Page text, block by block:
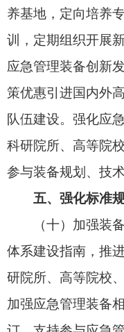
急管理装备创新发展集
特色明显、创新能力强
一批龙头企业、“链主”
域先进制造业集群和特
相关产业发展。发挥行
新联盟等桥梁纽带作用
业各方力量。
健全应急管理装备
推广、统型列装等工作
工作机制，深化部际合
划、统筹推进，凝聚应
推动完善政府、市场、